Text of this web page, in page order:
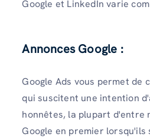
Google et LinkedIn varie
Annonces Google :
Google Ads vous permet de
qui suscitent une intention
honnêtes, la plupart d'entre
Google en premier